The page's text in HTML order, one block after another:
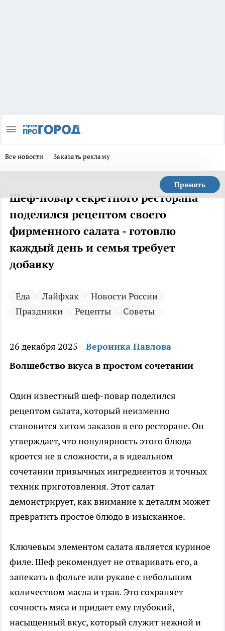
Все новости Заказать рекламу
Принять
Шеф-повар секретного ресторана
поделился рецептом своего
фирменного салата - готовлю
каждый день и семья требует
добавку
Еда Лайфхак
Новости России
Праздники
Рецепты Советы
26 декабря 2025
Вероника Павлова
Волшебство вкуса в простом сочетании
Один известный шеф-повар поделился
рецептом салата, который неизменно
становится хитом заказов в его ресторане. Он
утверждает, что популярность этого блюда
кроется не в сложности, а в идеальном
сочетании привычных ингредиентов и точных
техник приготовления. Этот салат
демонстрирует, как внимание к деталям может
превратить простое блюдо в изысканное.
Ключевым элементом салата является куриное
филе. Шеф рекомендует не отваривать его, а
запекать в фольге или рукаве с небольшим
количеством масла и трав. Это сохраняет
сочность мяса и придает ему глубокий,
насыщенный вкус, который служит нежной и